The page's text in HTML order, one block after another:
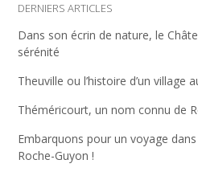
DERNIERS ARTICLES
Dans son écrin de nature, le
sérénité
Theuville ou l’histoire d’un village
Théméricourt, un nom connu de
Embarquons pour un voyage
Roche-Guyon !